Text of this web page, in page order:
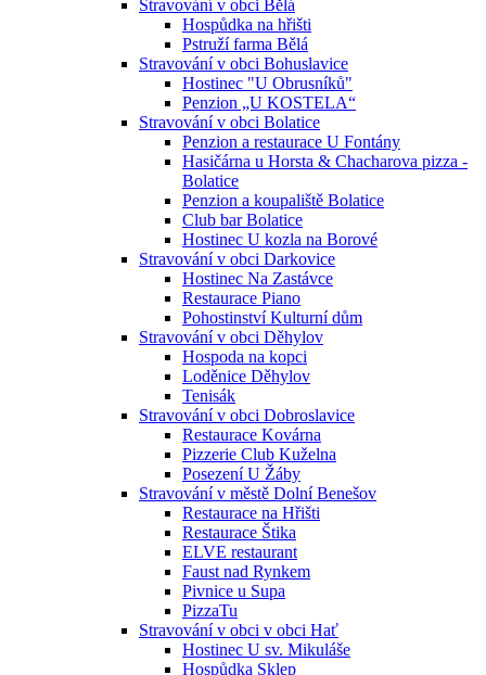
Stravování v obci Bělá
Hospůdka na hřišti
Pstruží farma Bělá
Stravování v obci Bohuslavice
Hostinec "U Obrusníků"
Penzion „U KOSTELA“
Stravování v obci Bolatice
Penzion a restaurace U Fontány
Hasičárna u Horsta & Chacharova pizza -
Bolatice
Penzion a koupaliště Bolatice
Club bar Bolatice
Hostinec U kozla na Borové
Stravování v obci Darkovice
Hostinec Na Zastávce
Restaurace Piano
Pohostinství Kulturní dům
Stravování v obci Děhylov
Hospoda na kopci
Loděnice Děhylov
Tenisák
Stravování v obci Dobroslavice
Restaurace Kovárna
Pizzerie Club Kuželna
Posezení U Žáby
Stravování v městě Dolní Benešov
Restaurace na Hřišti
Restaurace Štika
ELVE restaurant
Faust nad Rynkem
Pivnice u Supa
PizzaTu
Stravování v obci v obci Hať
Hostinec U sv. Mikuláše
Hospůdka Sklep